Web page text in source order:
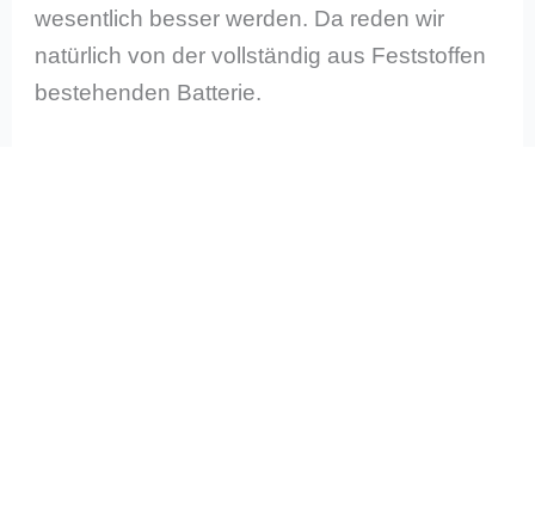
wesentlich besser werden. Da reden wir
natürlich von der vollständig aus Feststoffen
bestehenden Batterie.